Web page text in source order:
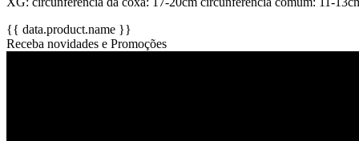
{{ data.product.name }}
Receba novidades e Promoções